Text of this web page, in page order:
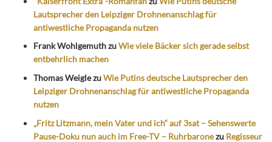
Lautsprecher den Leipziger Drohnenanschlag für
antiwestliche Propaganda nutzen
Frank WohlgemuthzuWie viele Bäcker sich gerade selbst
entbehrlich machen
Thomas WeiglezuWie Putins deutsche Lautsprecher den
Leipziger Drohnenanschlag für antiwestliche Propaganda
nutzen
„Fritz Litzmann, mein Vater und ich“ auf 3sat – Sehenswerte
Pause-Doku nun auch im Free-TV – Ruhrbaronezu Regisseur